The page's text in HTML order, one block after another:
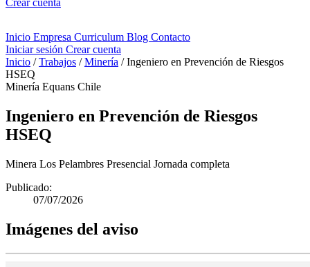
Crear cuenta
Inicio Empresa Curriculum Blog Contacto
Iniciar sesión Crear cuenta
Inicio / Trabajos / Minería / Ingeniero en Prevención de Riesgos
HSEQ
Minería Equans Chile
Ingeniero en Prevención de Riesgos
HSEQ
Minera Los Pelambres Presencial Jornada completa
Publicado:
07/07/2026
Imágenes del aviso